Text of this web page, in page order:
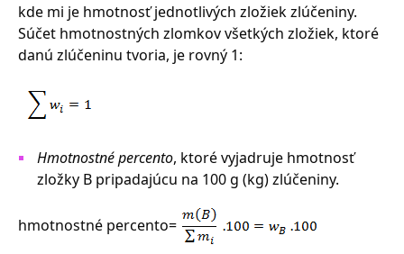
kde mi je hmotnosť jednotlivých zložiek zlúčeniny.
Súčet hmotnostných zlomkov všetkých zložiek, ktoré
danú zlúčeninu tvoria, je rovný 1:
Hmotnostné percento, ktoré vyjadruje hmotnosť
zložky B pripadajúcu na 100 g (kg) zlúčeniny.
hmotnostné percento=